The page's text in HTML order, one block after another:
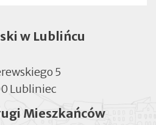
w Lublińcu
5
Lubliniec
Mieszkańców